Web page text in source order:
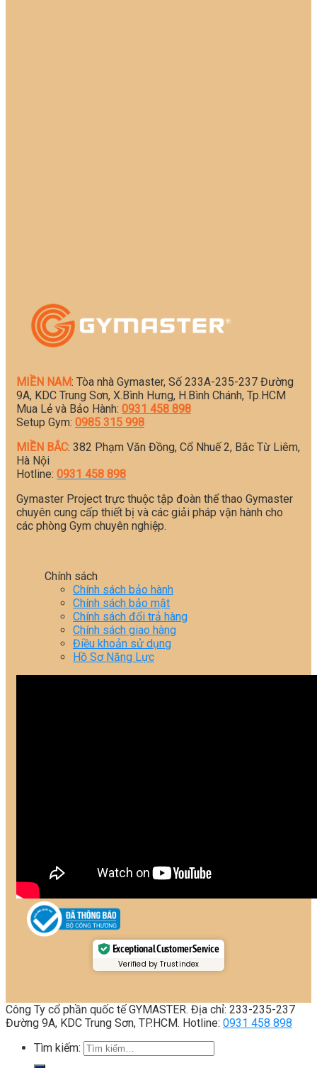
MIỀN NAM: Tòa nhà Gymaster, Số 233A-235-237 Đường
9A, KDC Trung Sơn, X.Bình Hưng, H.Bình Chánh, Tp.HCM
Mua Lẻ và Bảo Hành: 0931 458 898
Setup Gym: 0985 315 998
MIỀN BẮC: 382 Phạm Văn Đồng, Cổ Nhuế 2, Bắc Từ Liêm,
Hà Nội
Hotline: 0931 458 898
Gymaster Project trực thuộc tập đoàn thể thao Gymaster
chuyên cung cấp thiết bị và các giải pháp vận hành cho
các phòng Gym chuyên nghiệp.
Chính sách
Chính sách bảo hành
Chính sách bảo mật
Chính sách đổi trả hàng
Chính sách giao hàng
Điều khoản sử dụng
Hồ Sơ Năng Lực
Exceptional Customer Service
Verified by Trustindex
Công Ty cổ phần quốc tế GYMASTER. Địa chỉ: 233-235-237
Đường 9A, KDC Trung Sơn, TP.HCM. Hotline: 0931 458 898
Tìm kiếm: